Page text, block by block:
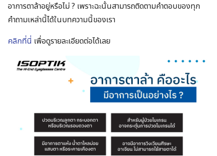
อาการตาล้าอยู่หรือไม่​ ? เพราะฉะนั้นสามารถติดตามคำตอบของทุก
คำถามเหล่านี้ได้ในบทความนี้ของเรา​
คลิกที่นี่ เพื่อดูรายละเอียดต่อได้เลย